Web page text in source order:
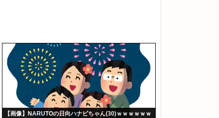
【画像】NARUTOの日向ハナビちゃん(30)ｗｗｗｗｗｗ